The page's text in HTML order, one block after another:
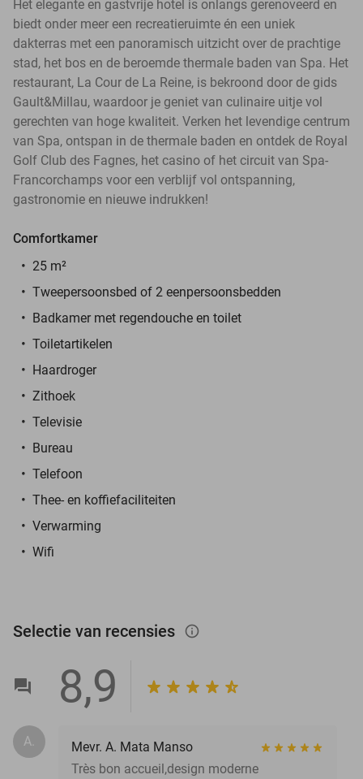
Het elegante en gastvrije hotel is onlangs gerenoveerd en
biedt onder meer een recreatieruimte én een uniek
dakterras met een panoramisch uitzicht over de prachtige
stad, het bos en de beroemde thermale baden van Spa. Het
restaurant, La Cour de La Reine, is bekroond door de gids
Gault&Millau, waardoor je geniet van culinaire uitje vol
gerechten van hoge kwaliteit. Verken het levendige centrum
van Spa, ontspan in de thermale baden en ontdek de Royal
Golf Club des Fagnes, het casino of het circuit van Spa-
Francorchamps voor een verblijf vol ontspanning,
gastronomie en nieuwe indrukken!
Comfortkamer
25 m²
Tweepersoonsbed of 2 eenpersoonsbedden
Badkamer met regendouche en toilet
Toiletartikelen
Haardroger
Zithoek
Televisie
Bureau
Telefoon
Thee- en koffiefaciliteiten
Verwarming
Wifi
Selectie van recensies info_outlined
8,9
A.
Mevr. A. Mata Manso
Très bon accueil,design moderne